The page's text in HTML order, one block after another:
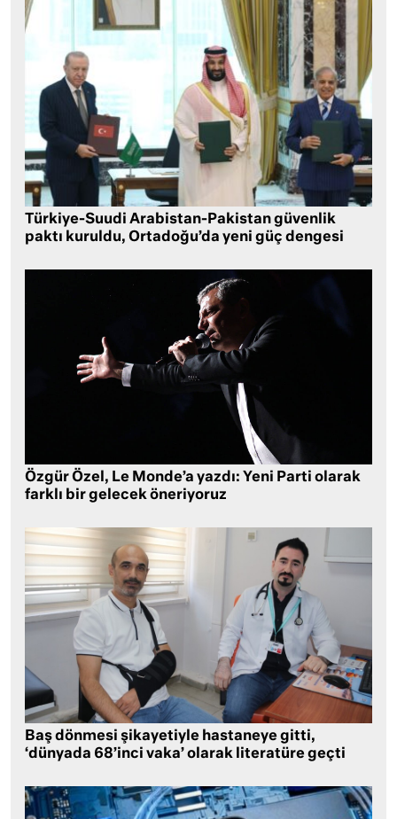
Türkiye-Suudi Arabistan-Pakistan güvenlik
paktı kuruldu, Ortadoğu’da yeni güç dengesi
Özgür Özel, Le Monde’a yazdı: Yeni Parti olarak
farklı bir gelecek öneriyoruz
Baş dönmesi şikayetiyle hastaneye gitti,
‘dünyada 68’inci vaka’ olarak literatüre geçti